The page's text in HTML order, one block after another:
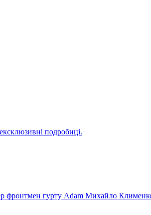
подробиці.
фронтмен гурту Adam Михайло